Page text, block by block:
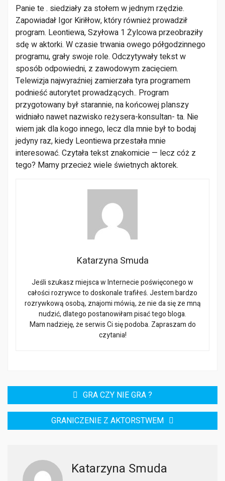
Panie te . sie­działy za stołem w jednym rzędzie.
Zapowiadał Igor Kiriłłow, który również prowadził
program. Leontiewa, Szyłowa 1 Żylcowa przeobraziły
sdę w aktorki. W czasie trwania owego półgodzinne­go
programu, grały swoje role. Odczytywały tekst w
sposób odpowiedni, z zawodowym zacięciem.
Telewizja najwyraźniej zamierzała tyra progra­mem
podnieść autorytet prowadzących.. Program
przygotowany był starannie, na końcowej plan­szy
widniało nawet nazwisko reżysera-konsultan- ta. Nie
wiem jak dla kogo innego, lecz dla mnie był to bodaj
jedyny raz, kiedy Leontiewa prze­stała mnie
interesować. Czytała tekst znakomi­cie — lecz cóż z
tego? Mamy przecież wiele świetnych aktorek.
Katarzyna Smuda
Jeśli szukasz miejsca w Internecie poświęconego w
całości rozrywce to doskonale trafiłeś. Jestem bardzo
rozrywkową osobą, znajomi mówią, że nie da się ze mną
nudzić, dlatego postanowiłam pisać tego bloga.
Mam nadzieję, że serwis Ci się podoba. Zapraszam do
czytania!
wpisu
GRA CZY NIE GRA ?
GRANICZENIE Z AKTORSTWEM
Katarzyna Smuda